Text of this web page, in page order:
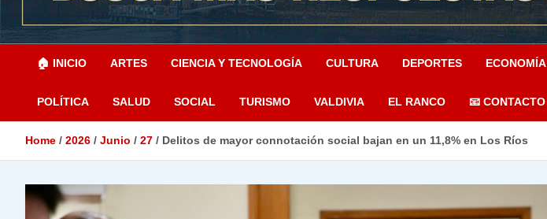
🏠 INICIO ARTES CIENCIA Y TECNOLOGÍA CULTURA DEPORTES ECONOMÍA
POLÍTICA SALUD SOCIAL TURISMO VALDIVIA EL RANCO 📧 CONTACTO
Home 2026 Junio 27 Delitos de mayor connotación social bajan en un 11,8% en Los Ríos